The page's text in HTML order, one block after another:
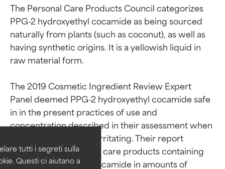
tutti i segreti sulla
Questi ci aiutano a
The Personal Care Products Council categorizes
PPG-2 hydroxyethyl cocamide as being sourced
naturally from plants (such as coconut), as well as
having synthetic origins. It is a yellowish liquid in
raw material form.
The 2019 Cosmetic Ingredient Review Expert
Panel deemed PPG-2 hydroxyethyl cocamide safe
in in the present practices of use and
concentration described in their assessment when
formulated to be non-irritating. Their report
surveyed 354 personal care products containing
PPG-2 hydroxyethyl cocamide in amounts of
Valutazione degli
ingredienti
Comprovati e sostenuti da studi
indipendenti. Ingrediente attivo
Valutazione degli
ingredienti
Comprovati e sostenuti da studi
indipendenti. Ingrediente attivo